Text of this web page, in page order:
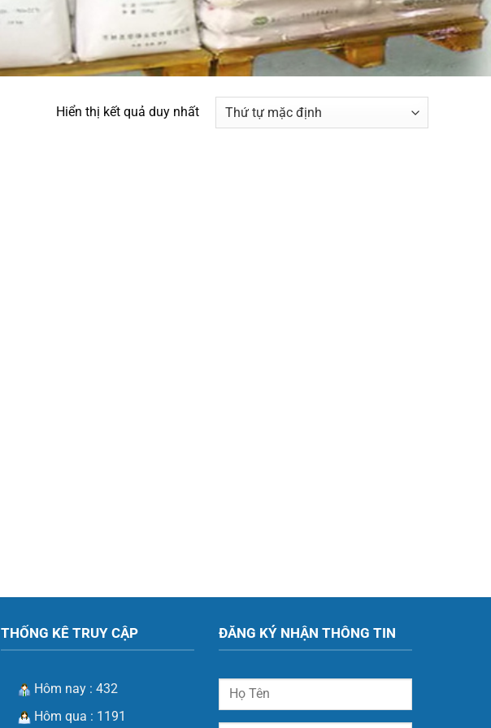
Hiển thị kết quả duy nhất
THỐNG KÊ TRUY CẬP
Hôm nay : 432
Hôm qua : 1191
ĐĂNG KÝ NHẬN THÔNG TIN